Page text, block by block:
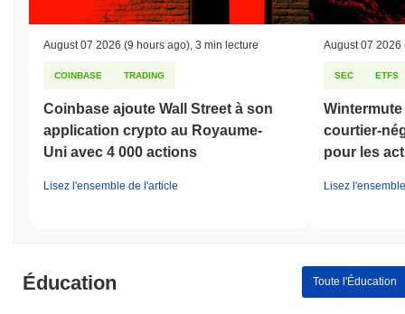
August 07 2026 (9 hours ago) 3 min lecture
COINBASE TRADING
Coinbase ajoute Wall Street à son
application crypto au Royaume-
Uni avec 4 000 actions
Lisez l'ensemble de l'article
August 07 2026
SEC ETFS
courtier-
pour les
Lisez
Éducation Toute l'Éducation